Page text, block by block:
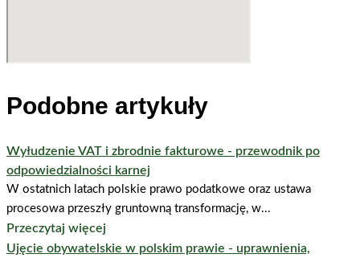
Podobne artykuły
Wyłudzenie VAT i zbrodnie fakturowe - przewodnik po
odpowiedzialności karnej
W ostatnich latach polskie prawo podatkowe oraz ustawa
procesowa przeszły gruntowną transformację, w...
Przeczytaj więcej
Ujęcie obywatelskie w polskim prawie - uprawnienia,